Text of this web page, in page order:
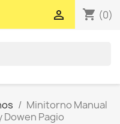
shopping_cart (0)

Minitorno Manual
Dowen Pagio